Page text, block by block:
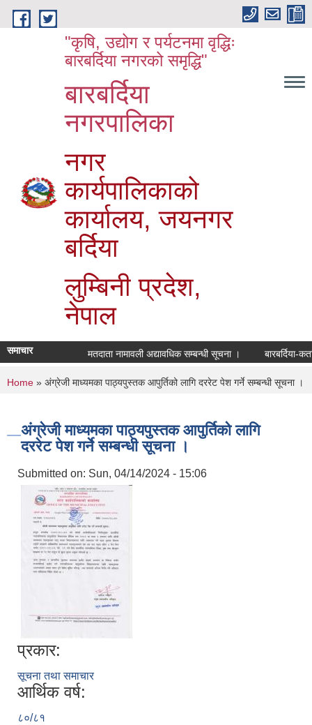
Skip to main content
"कृषि, उद्योग र पर्यटनमा वृद्धिः
बारबर्दिया नगरको समृद्धि"
बारबर्दिया
नगरपालिका
नगर
कार्यपालिकाको
कार्यालय, जयनगर
बर्दिया
लुम्बिनी प्रदेश,
नेपाल
समाचार मतदाता नामावली अद्यावधिक सम्बन्धी सूचना । बारबर्दिया-
You are here
Home » अंग्रेजी माध्यमका पाठ्यपुस्तक आपुर्तिको लागि दररेट पेश गर्ने सम्बन्धी सूचना ।
अंग्रेजी माध्यमका पाठ्यपुस्तक आपुर्तिको लागि
दररेट पेश गर्ने सम्बन्धी सूचना ।
Submitted on: Sun, 04/14/2024 - 15:06
प्रकार:
सूचना तथा समाचार
आर्थिक वर्ष:
८०/८१